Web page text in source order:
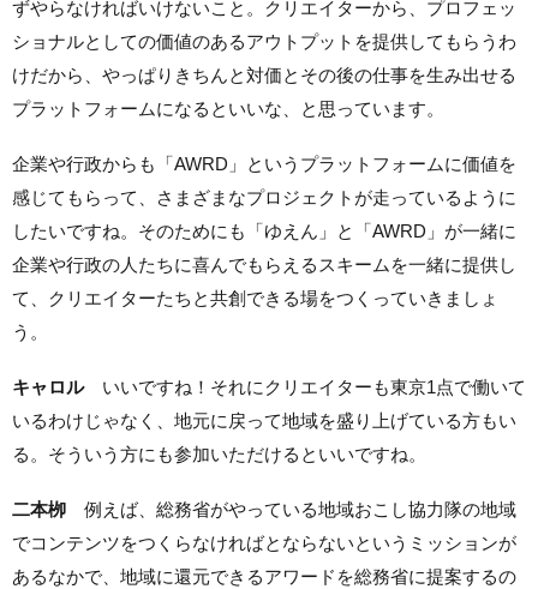
ずやらなければいけないこと。クリエイターから、プロフェッ
ショナルとしての価値のあるアウトプットを提供してもらうわ
けだから、やっぱりきちんと対価とその後の仕事を生み出せる
プラットフォームになるといいな、と思っています。
企業や行政からも「AWRD」というプラットフォームに価値を
感じてもらって、さまざまなプロジェクトが走っているように
したいですね。そのためにも「ゆえん」と「AWRD」が一緒に
企業や行政の人たちに喜んでもらえるスキームを一緒に提供し
て、クリエイターたちと共創できる場をつくっていきましょ
う。
キャロル いいですね！それにクリエイターも東京1点で働いて
いるわけじゃなく、地元に戻って地域を盛り上げている方もい
る。そういう方にも参加いただけるといいですね。
二本栁 例えば、総務省がやっている地域おこし協力隊の地域
でコンテンツをつくらなければとならないというミッションが
あるなかで、地域に還元できるアワードを総務省に提案するの